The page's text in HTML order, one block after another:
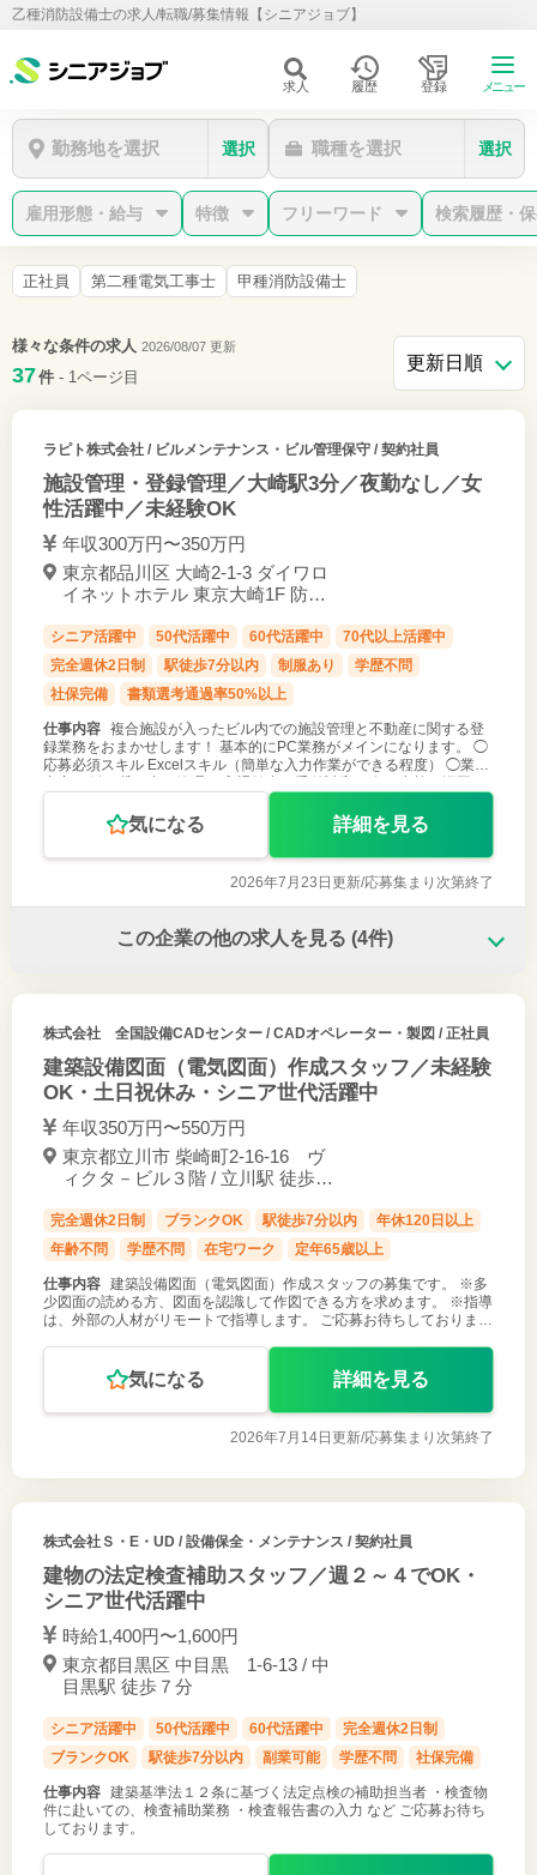
乙種消防設備士の求人/転職/募集情報【シニアジョブ】
求人 履歴 登録 メニュー
勤務地を選択 選択 職種を選択 選択
雇用形態・給与 特徴 フリーワード 検索履歴・
正社員 第二種電気工事士 甲種消防設備士
様々な条件の求人 2026/08/07 更新
37件 - 1ページ目
ラピト株式会社/ ビルメンテナンス・ビル管理保守 / 契約社員
施設管理・登録管理／大崎駅3分／夜勤なし／女
性活躍中／未経験OK
年収300万円〜350万円
東京都品川区 大崎2-1-3 ダイワロ
イネットホテル 東京大崎1F 防災
歩3分
シニア活躍中 50代活躍中 60代活躍中
70代以上活躍中
完全週休2日制
駅徒歩7分以内 制服あり
学歴不問
社保完備
書類選考通過率50%以上
仕事内容 複合施設が入ったビル内での施設管理と不動産に関する登
録業務をおまかせします！ 基本的にPC業務がメインになります。 ◯
応募必須スキル Excelスキル（簡単な入力作業ができる程度） ◯業務
気になる 詳細を見る
2026年7月23日更新/応募集まり次第終了
この企業の他の求人を見る (4件)
株式会社 全国設備CADセンター/ CADオペレーター・製図 / 正社員
建築設備図面（電気図面）作成スタッフ／未経験
OK・土日祝休み・シニア世代活躍中
年収350万円〜550万円
東京都立川市 柴崎町2-16-16 ヴ
ィクタ－ビル３階 / 立川駅 徒歩7
完全週休2日制 ブランクOK 駅徒歩7分以内
年休120日以上
年齢不問
学歴不問 在宅ワーク 定年65歳以上
仕事内容 建築設備図面（電気図面）作成スタッフの募集です。 ※多
少図面の読める方、図面を認識して作図できる方を求めます。 ※指導
は、外部の人材がリモートで指導します。 ご応募お待ちしておりま
気になる 詳細を見る
2026年7月14日更新/応募集まり次第終了
株式会社Ｓ・E・UD / 設備保全・メンテナンス / 契約社員
建物の法定検査補助スタッフ／週２～４でOK・
シニア世代活躍中
時給1,400円〜1,600円
東京都目黒区 中目黒 1-6-13 / 中
目黒駅 徒歩７分
シニア活躍中 50代活躍中 60代活躍中
完全週休2日制
ブランクOK
駅徒歩7分以内 副業可能 学歴不問 社保完備
仕事内容 建築基準法１２条に基づく法定点検の補助担当者 ・検査物
件に赴いての、検査補助業務 ・検査報告書の入力 など ご応募お待ち
しております。